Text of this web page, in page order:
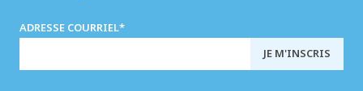
ADRESSE COURRIEL*